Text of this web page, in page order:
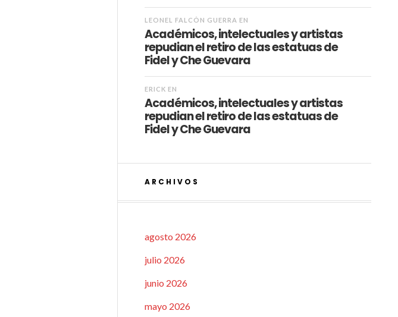
LEONEL FALCÓN GUERRA EN
Académicos, intelectuales y artistas
repudian el retiro de las estatuas de
Fidel y Che Guevara
ERICK EN
Académicos, intelectuales y artistas
repudian el retiro de las estatuas de
Fidel y Che Guevara
ARCHIVOS
agosto 2026
julio 2026
junio 2026
mayo 2026